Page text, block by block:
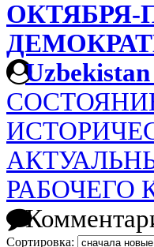
ОКТЯБРЯ-
РАБОЧЕГО
Сортировка: